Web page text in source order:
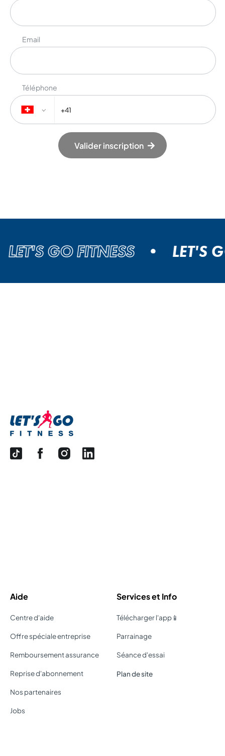
Email
Téléphone
Valider inscription
GO FITNESS LET'S GO
Aide
Centre d'aide
Offre spéciale entreprise
Remboursement assurance
Reprise d'abonnement
Nos partenaires
Jobs
Services et Info
Télécharger l'app📱
Parrainage
Séance d'essai
Plan de site